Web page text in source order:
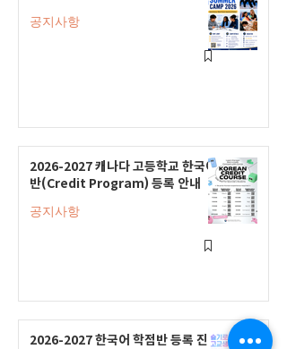
공지사항
2026-2027 캐나다 고등학교 한국어
반(Credit Program) 등록 안내
공지사항
2026-2027 한국어 학점반 등록 진